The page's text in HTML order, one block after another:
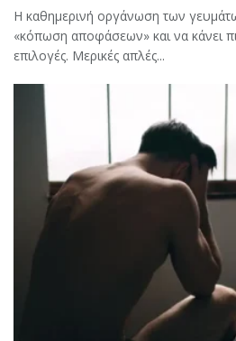
Η καθημερινή οργάνωση των
«κόπωση αποφάσεων» και να κάνει
επιλογές. Μερικές απλές...